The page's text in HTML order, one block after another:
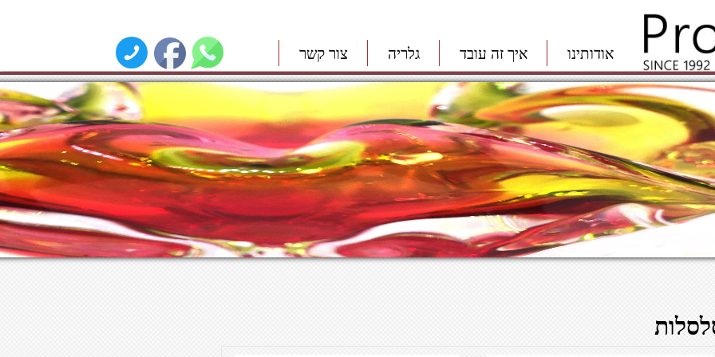
אודותינו איך זה עובד גלריה צור קשר